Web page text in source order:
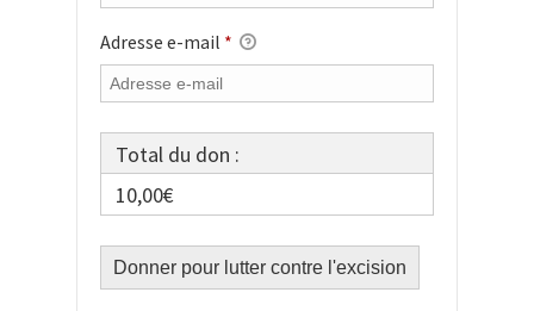
Adresse e-mail *
Total du don :
10,00€